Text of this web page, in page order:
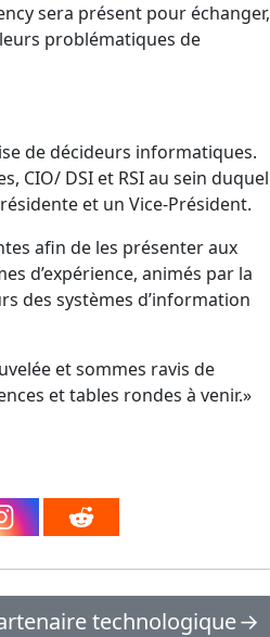
sera présent pour échanger,
problématiques de
de décideurs informatiques.
CIO/ DSI et RSI au sein duquel
et un Vice-Président.
afin de les présenter aux
d’expérience, animés par la
des systèmes d’information
et sommes ravis de
et tables rondes à venir.»
technologique→